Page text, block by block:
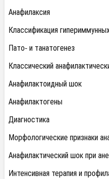
Анафилаксия
Классификация
Пато- и танатогенез
Классический
Анафилактоидный шок
Анафилактогены
Диагностика
Морфологические признаки
Анафилактический шок при
Интенсивная терапия и